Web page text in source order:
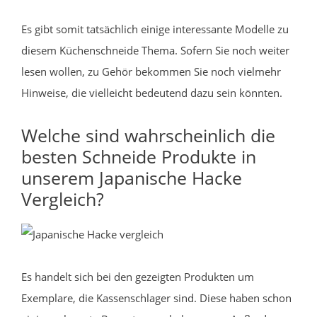
Es gibt somit tatsächlich einige interessante Modelle zu
diesem Küchenschneide Thema. Sofern Sie noch weiter
lesen wollen, zu Gehör bekommen Sie noch vielmehr
Hinweise, die vielleicht bedeutend dazu sein könnten.
Welche sind wahrscheinlich die
besten Schneide Produkte in
unserem Japanische Hacke
Vergleich?
Es handelt sich bei den gezeigten Produkten um
Exemplare, die Kassenschlager sind. Diese haben schon